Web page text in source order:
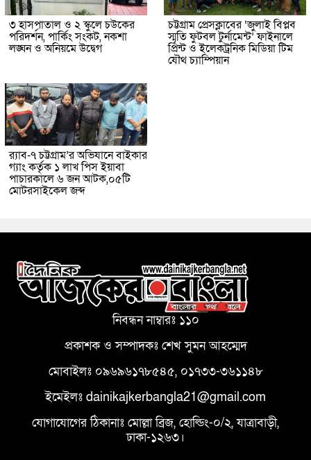
৩ হাসপাতাল ও ২ স্কুলে চউকের
পরিদর্শন, পার্কিং সংকট, নকশা
লঙ্ঘন ও অনিয়মে উদ্বেগ
চট্টগ্রাম প্রেসক্লাবের ‘জুলাই বিপ্লব
স্মৃতি ফুটবল টুর্নামেন্ট’ ফাইনালে
প্রিন্ট ও ইলেকট্রনিক মিডিয়া টিম
যৌথ চ্যাম্পিয়ান
র‌্যাব-৭ চট্টগ্রাম’র অভিযানে বাইকার
গ্যাং কর্তৃক ১ লাখ পিস ইয়াবা
পাচারকালে ৬ জন আটক,০৫টি
মোটরসাইকেল জব্দ
নিবন্ধন নাম্বারঃ ১১০
প্রকাশক ও সম্পাদকঃ শেখ সুমন আহম্মেদ
মোবাইলঃ ০৯৬৯৬১৭৮৫৪৫, ০১৭৩৩-৩৬১১৪৮
ইমেইলঃ dainikajkerbangla21@gmail.com
যোগাযোগের ঠিকানাঃ মোল্লা ব্রিজ, হোল্ডিং-০/২, যাত্রাবাড়ী,
ঢাকা-১২৬৩।